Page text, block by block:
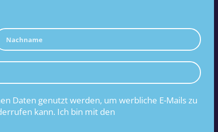
Daten genutzt werden, um werbliche E-Mails zu
kann. Ich bin mit den